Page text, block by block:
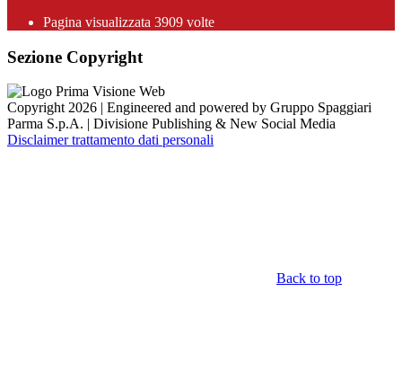
Pagina visualizzata 3909 volte
Sezione Copyright
Copyright 2026 | Engineered and powered by Gruppo Spaggiari
Parma S.p.A. | Divisione Publishing & New Social Media
Disclaimer trattamento dati personali
Back to top